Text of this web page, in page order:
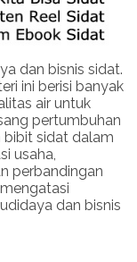
dan bisnis sidat.
ini berisi banyak
air untuk
pertumbuhan
bibit sidat dalam
usaha,
perbandingan
dan bisnis